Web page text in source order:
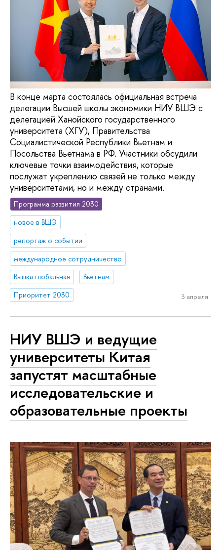
В конце марта состоялась официальная встреча
делегации Высшей школы экономики НИУ ВШЭ с
делегацией Ханойского государственного
университета (ХГУ), Правительства
Социалистической Республики Вьетнам и
Посольства Вьетнама в РФ. Участники обсудили
ключевые точки взаимодействия, которые
послужат укреплению связей не только между
университетами, но и между странами.
Программа развития 2030
новое в ВШЭ
репортаж о событии
международное сотрудничество
Вышка глобальная
Вьетнам
Приоритет 2030
3 апреля
НИУ ВШЭ и ведущие
университеты Китая
запустят масштабные
исследовательские и
образовательные проекты